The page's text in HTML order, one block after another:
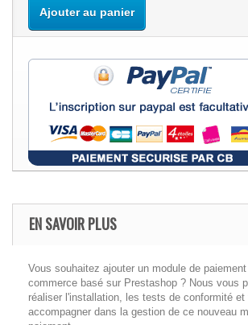
Ajouter au panier
EN SAVOIR PLUS
Vous souhaitez ajouter un module de
commerce basé sur Prestashop ? Nous vous
réaliser l'installation, les tests de conformité et
accompagner dans la gestion de ce nouveau